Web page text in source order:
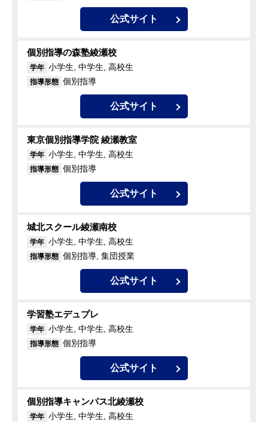
公式サイト
個別指導の森塾綾瀬校
学年 小学生, 中学生, 高校生
指導形態 個別指導
公式サイト
東京個別指導学院 綾瀬教室
学年 小学生, 中学生, 高校生
指導形態 個別指導
公式サイト
城北スクール綾瀬南校
学年 小学生, 中学生, 高校生
指導形態 個別指導, 集団授業
公式サイト
学習塾エデュプレ
学年 小学生, 中学生, 高校生
指導形態 個別指導
公式サイト
個別指導キャンパス北綾瀬校
学年 小学生, 中学生, 高校生